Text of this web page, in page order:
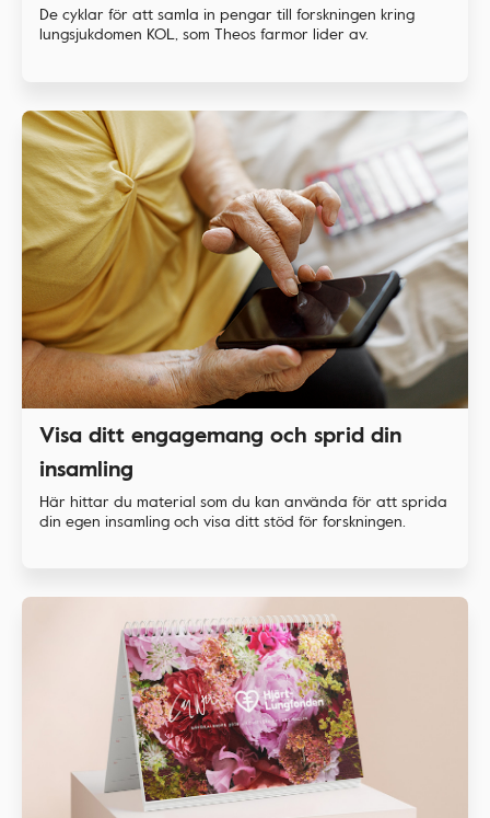
De cyklar för att samla in pengar till forskningen kring
lungsjukdomen KOL, som Theos farmor lider av.
Visa ditt engagemang och sprid din
insamling
Här hittar du material som du kan använda för att sprida
din egen insamling och visa ditt stöd för forskningen.